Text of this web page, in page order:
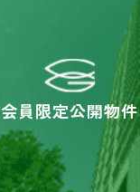
会員限定公開物件